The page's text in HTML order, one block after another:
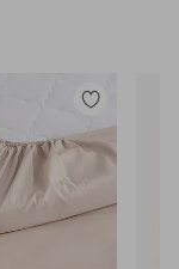
Lisää
suosikkeihin